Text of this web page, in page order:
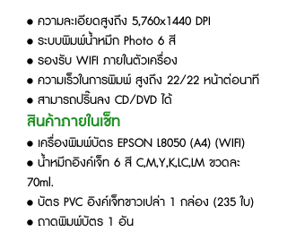
• ความละเอียดสูงถึง 5,760x1440 DPI
• ระบบพิมพ์น้ำหมึก Photo 6 สี
• รองรับ WIFI ภายในตัวเครื่อง
• ความเร็วในการพิมพ์ สูงถึง 22/22 หน้าต่อนาที
• สามารถปริ๊นลง CD/DVD ได้
สินค้าภายในเช็ท
• เครื่องพิมพ์บัตร EPSON L8050 (A4) (WIFI)
• น้ำหมึกอิงค์เจ็ท 6 สี C,M,Y,K,LC,LM ขวดละ
70ml.
• บัตร PVC อิงค์เจ็ทขาวเปล่า 1 กล่อง (235 ใบ)
• ถาดพิมพ์บัตร 1 อัน